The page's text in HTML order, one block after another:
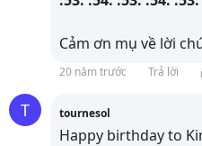
Cảm ơn mụ về lời
20 năm trước Trả lời
T tournesol
Happy birthday to